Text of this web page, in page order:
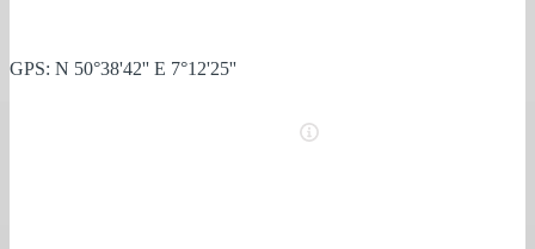
GPS: N 50°38'42'' E 7°12'25''